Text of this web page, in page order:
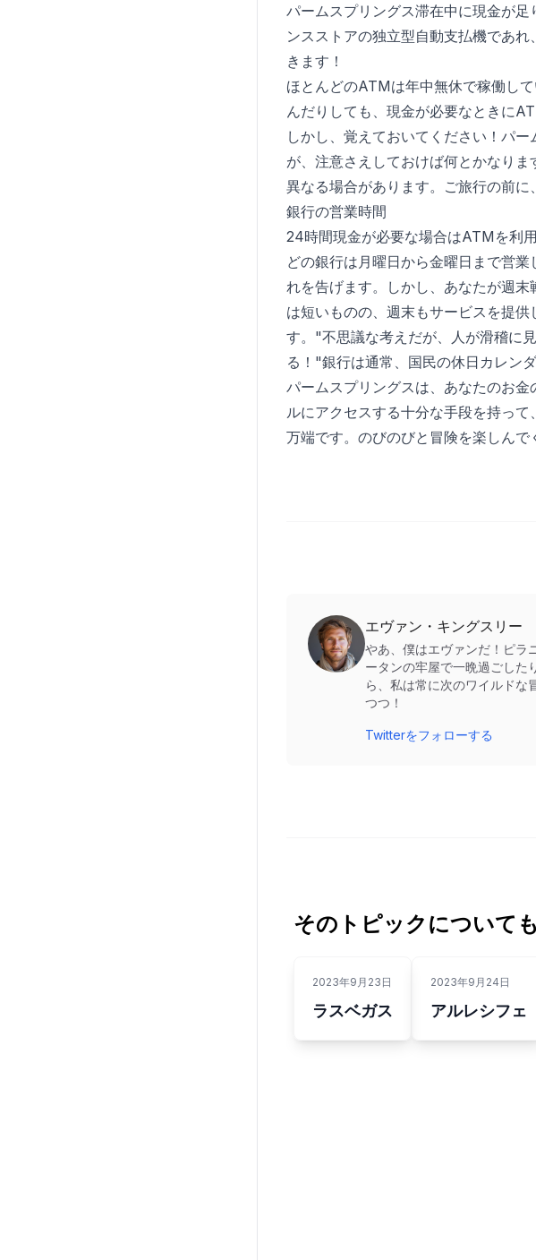
パームスプリングス滞在中に現金が
ンスストアの独立型自動支払機であ
きます！
ほとんどのATMは年中無休で稼働し
んだりしても、現金が必要なときに
しかし、覚えておいてください！パ
が、注意さえしておけば何とかなり
異なる場合があります。ご旅行の前に
銀行の営業時間
24時間現金が必要な場合はATMを利
どの銀行は月曜日から金曜日まで営
れを告げます。しかし、あなたが週
は短いものの、週末もサービスを提
す。"不思議な考えだが、人が滑稽に
る！"銀行は通常、国民の休日カレン
パームスプリングスは、あなたのお
ルにアクセスする十分な手段を持っ
万端です。のびのびと冒険を楽しんで
エヴァン・キングスリー
やあ、僕はエヴァンだ！ピラ
ータンの牢屋で一晩過ごした
ら、私は常に次のワイルドな
つつ！
Twitterをフォローする
そのトピックについて
2023年9月23日
ラスベガス
2023年9月24日
アルレシフェ